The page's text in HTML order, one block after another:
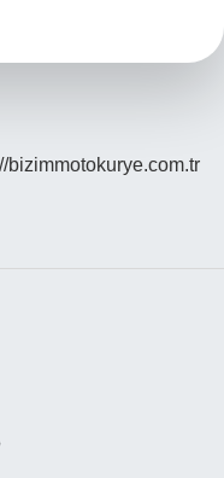
bizimmotokurye.com.tr